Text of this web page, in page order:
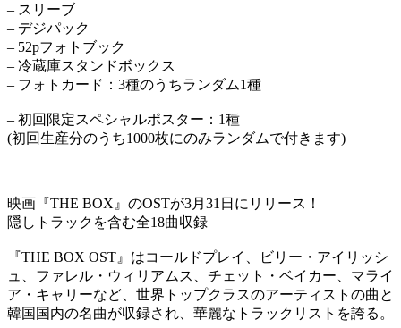
– スリーブ
– デジパック
– 52pフォトブック
– 冷蔵庫スタンドボックス
– フォトカード：3種のうちランダム1種
– 初回限定スペシャルポスター：1種
(初回生産分のうち1000枚にのみランダムで付きます)
映画『THE BOX』のOSTが3月31日にリリース！
隠しトラックを含む全18曲収録
『THE BOX OST』はコールドプレイ、ビリー・アイリッシ
ュ、ファレル・ウィリアムス、チェット・ベイカー、マライ
ア・キャリーなど、世界トップクラスのアーティストの曲と
韓国国内の名曲が収録され、華麗なトラックリストを誇る。